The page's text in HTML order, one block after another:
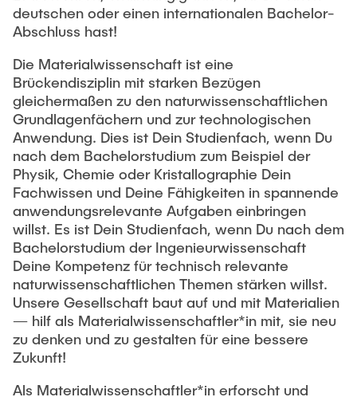
Lehre und Lernen
Best Practices Lehre
Hochschuldidaktik - ZLL
LearnING Center
Lehre im europäischen Verbund (ECIU)
WorkINGLab / Makerspace
Interdisziplinärer Workshop des FSP
„Biobasierte Prozesse und
Forschung und Institute
Studienbereich FIT
Institute im Überblick
deutschen oder einen internationalen Bachelor-
Abschluss hast!
Die Materialwissenschaft ist eine
Brückendisziplin mit starken Bezügen
gleichermaßen zu den naturwissenschaftlichen
Grundlagenfächern und zur technologischen
Anwendung. Dies ist Dein Studienfach, wenn Du
nach dem Bachelorstudium zum Beispiel der
Physik, Chemie oder Kristallographie Dein
Fachwissen und Deine Fähigkeiten in spannende
anwendungsrelevante Aufgaben einbringen
willst. Es ist Dein Studienfach, wenn Du nach dem
Bachelorstudium der Ingenieurwissenschaft
Deine Kompetenz für technisch relevante
naturwissenschaftlichen Themen stärken willst.
Unsere Gesellschaft baut auf und mit Materialien
— hilf als Materialwissenschaftler*in mit, sie neu
zu denken und zu gestalten für eine bessere
Zukunft!
Als Materialwissenschaftler*in erforscht und